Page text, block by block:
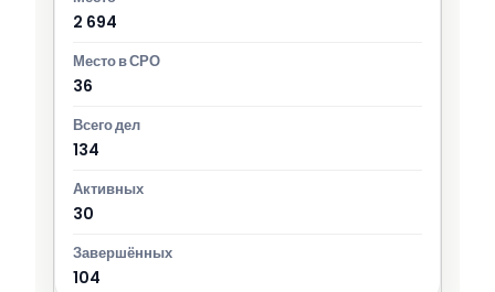
2 694
36
134
30
104